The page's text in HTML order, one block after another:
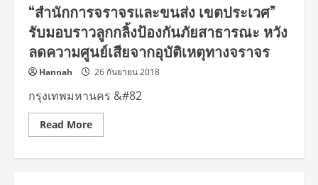
“สำนักการจราจรและขนส่ง เขตประเวศ”
รับมอบราวลูกกลิ้งป้องกันภัยสาธารณะ หวัง
ลดความศูนย์เสียจากอุบัติเหตุทางจราจร
Hannah 26 กันยายน 2018
กรุงเทพมหานคร &#82
Read MoreRead
more